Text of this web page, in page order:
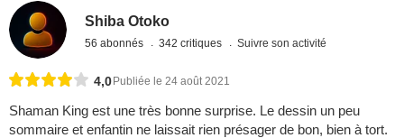
Shiba Otoko
56 abonnés 342 critiques Suivre son activité
4,0Publiée le 24 août 2021
Shaman King est une très bonne surprise. Le dessin un peu
sommaire et enfantin ne laissait rien présager de bon, bien à tort.